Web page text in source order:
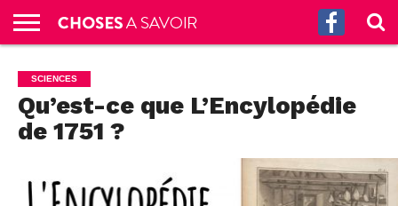
CULTURE
G.
SCIENCES
SANTÉ
HISTOIRE
ÉCONOMIE
INCROYABLE
!
TECH
AUTRES
S’ABONNER
AUX
PODCASTS
CONTACT
A
PROPOS
SCIENCES
Qu’est-ce que L’Encylopédie
de 1751 ?